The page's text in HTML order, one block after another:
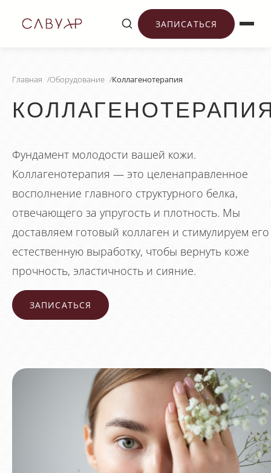
ЗАПИСАТЬСЯ
Главная /Оборудование /Коллагенотерапия
Фундамент молодости вашей кожи.
Коллагенотерапия — это целенаправленное
восполнение главного структурного белка,
отвечающего за упругость и плотность. Мы
доставляем готовый коллаген и стимулируем его
естественную выработку, чтобы вернуть коже
прочность, эластичность и сияние.
ЗАПИСАТЬСЯ